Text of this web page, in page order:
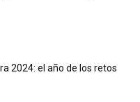
2024: el año de los retos